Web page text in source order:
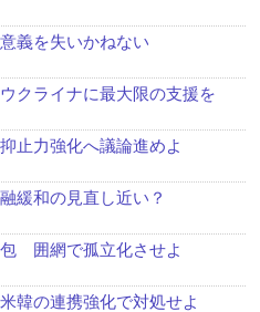
義を失いかねない
クライナに最大限の支援を
止力強化へ議論進めよ
緩和の見直し近い？
包 囲網で孤立化させよ
韓の連携強化で対処せよ